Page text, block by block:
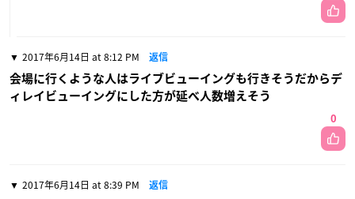
2017年6月14日 at 8:12 PM 返信
会場に行くような人はライブビューイングも行きそうだからデ
ィレイビューイングにした方が延べ人数増えそう
0
2017年6月14日 at 8:39 PM 返信